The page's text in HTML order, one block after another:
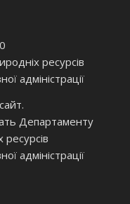
ресурсів
адміністрації
Департаменту
ресурсів
адміністрації